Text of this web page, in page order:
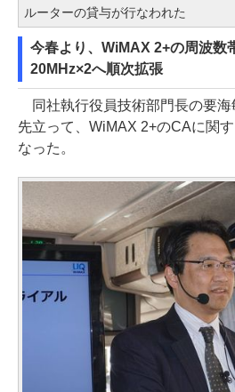
ルーターの貸与が行なわれた
今春より、WiMAX 2+の周波数
20MHz×2へ順次拡張
同社執行役員技術部門長の要海
先立って、WiMAX 2+のCAに関
なった。